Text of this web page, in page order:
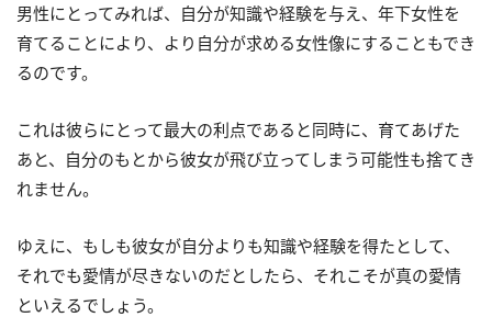
男性にとってみれば、自分が知識や経験を与え、年下女性を
育てることにより、より自分が求める女性像にすることもでき
るのです。
これは彼らにとって最大の利点であると同時に、育てあげた
あと、自分のもとから彼女が飛び立ってしまう可能性も捨てき
れません。
ゆえに、もしも彼女が自分よりも知識や経験を得たとして、
それでも愛情が尽きないのだとしたら、それこそが真の愛情
といえるでしょう。